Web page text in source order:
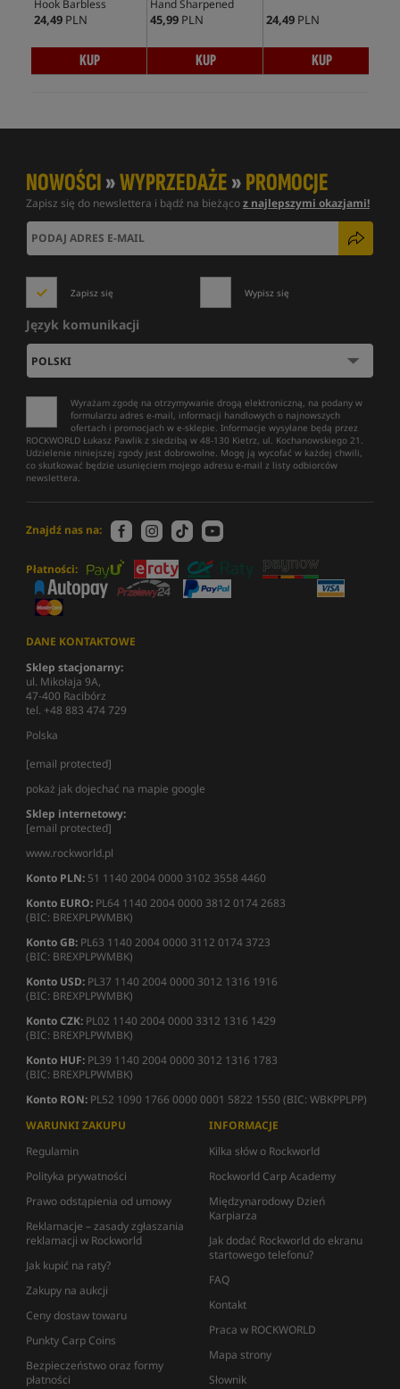
Hook Barbless
24,49 PLN
KUP
Hand Sharpened
45,99 PLN
KUP
24,49 PLN
KUP
NOWOŚCI»WYPRZEDAŻE»PROMOCJE
Zapisz się do newslettera i bądź na bieżącoz najlepszymi okazjami!
Zapisz się Wypisz się
Język komunikacji
Wyrażam zgodę na otrzymywanie drogą elektroniczną, na podany w
formularzu adres e-mail, informacji handlowych o najnowszych
ofertach i promocjach w e-sklepie. Informacje wysyłane będą przez
ROCKWORLD Łukasz Pawlik z siedzibą w 48-130 Kietrz, ul. Kochanowskiego 21.
Udzielenie niniejszej zgody jest dobrowolne. Mogę ją wycofać w każdej chwili,
co skutkować będzie usunięciem mojego adresu e-mail z listy odbiorców
newslettera.
Znajdź nas na:
Płatności:
DANE KONTAKTOWE
Sklep stacjonarny:
ul. Mikołaja 9A,
47-400 Racibórz
tel. +48 883 474 729
Polska
[email protected]
pokaż jak dojechać na mapie google
Sklep internetowy:
[email protected]
www.rockworld.pl
Konto PLN: 51 1140 2004 0000 3102 3558 4460
Konto EURO: PL64 1140 2004 0000 3812 0174 2683
(BIC: BREXPLPWMBK)
Konto GB: PL63 1140 2004 0000 3112 0174 3723
(BIC: BREXPLPWMBK)
Konto USD: PL37 1140 2004 0000 3012 1316 1916
(BIC: BREXPLPWMBK)
Konto CZK: PL02 1140 2004 0000 3312 1316 1429
(BIC: BREXPLPWMBK)
Konto HUF: PL39 1140 2004 0000 3012 1316 1783
(BIC: BREXPLPWMBK)
Konto RON: PL52 1090 1766 0000 0001 5822 1550 (BIC: WBKPPLPP)
WARUNKI ZAKUPU
Regulamin
Polityka prywatności
Prawo odstąpienia od umowy
Reklamacje – zasady zgłaszania
reklamacji w Rockworld
Jak kupić na raty?
Zakupy na aukcji
Ceny dostaw towaru
Punkty Carp Coins
Bezpieczeństwo oraz formy
płatności
INFORMACJE
Kilka słów o Rockworld
Rockworld Carp Academy
Międzynarodowy Dzień
Karpiarza
Jak dodać Rockworld do ekranu
startowego telefonu?
FAQ
Kontakt
Praca w ROCKWORLD
Mapa strony
Słownik